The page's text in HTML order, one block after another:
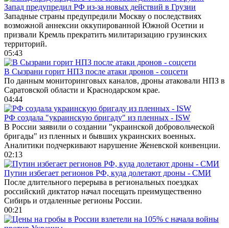
Запад предупредил РФ из-за новых действий в Грузии
Западные страны предупредили Москву о последствиях
возможной аннексии оккупированной Южной Осетии и
призвали Кремль прекратить милитаризацию грузинских
территорий.
05:43
В Сызрани горит НПЗ после атаки дронов - соцсети
По данным мониторинговых каналов, дроны атаковали НПЗ в
Саратовской области и Краснодарском крае.
04:44
РФ создала "украинскую бригаду" из пленных - ISW
В России заявили о создании "украинской добровольческой
бригады" из пленных и бывших украинских военных.
Аналитики подчеркивают нарушение Женевской конвенции.
02:13
Путин избегает регионов РФ, куда долетают дроны - СМИ
После длительного перерыва в региональных поездках
российский диктатор начал посещать преимущественно
Сибирь и отдаленные регионы России.
00:21